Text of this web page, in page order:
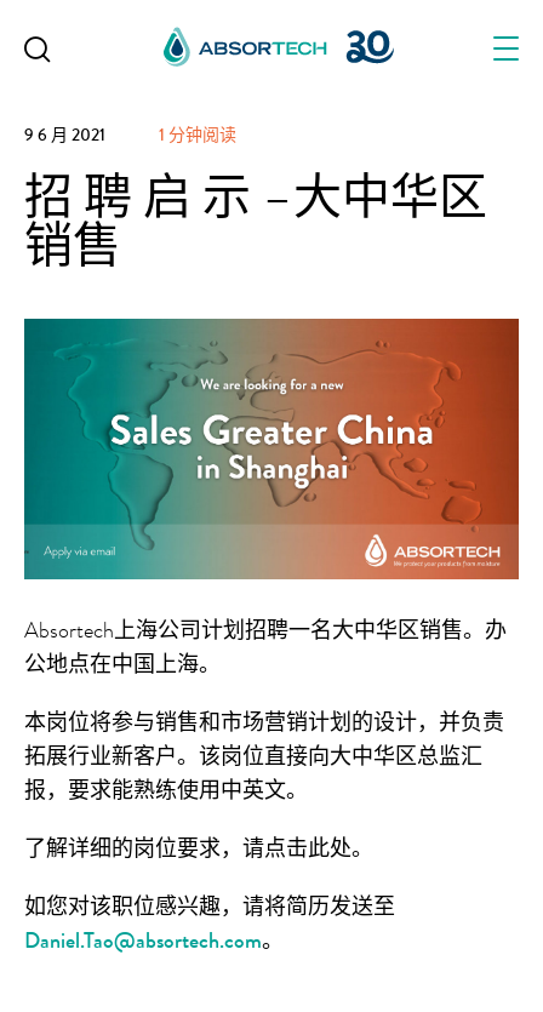
9 6 月 2021 1 分钟阅读
招 聘 启 示 –大中华区
销售
Absortech上海公司计划招聘一名大中华区销售。办
公地点在中国上海。
本岗位将参与销售和市场营销计划的设计，并负责
拓展行业新客户。该岗位直接向大中华区总监汇
报，要求能熟练使用中英文。
了解详细的岗位要求，请点击此处。
如您对该职位感兴趣，请将简历发送至
Daniel.Tao@absortech.com。